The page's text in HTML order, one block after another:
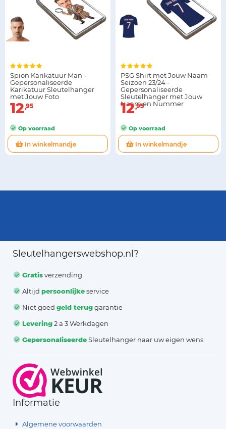
Spion Karikatuur Man -
Gepersonaliseerde
Karikatuur Sleutelhanger
met Jouw Foto
12 95
Op voorraad
In winkelmandje
PSG Shirt met Jouw Naam
Seizoen 23/24 -
Gepersonaliseerde
Sleutelhanger met Jouw
Naam en Nummer
12 95
Op voorraad
In winkelmandje
Sleutelhangerswebshop.nl?
Gratisverzending
Altijdpersoonlijkeservice
Niet goedgeld teruggarantie
Levering2 a 3 Werkdagen
GepersonaliseerdeSleutelhanger naar uw eigen wens
Informatie
Algemene voorwaarden